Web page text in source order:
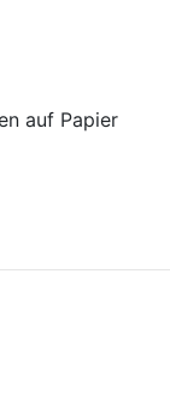
auf Papier